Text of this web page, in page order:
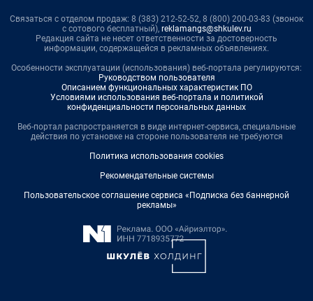
Связаться с отделом продаж: 8 (383) 212-52-52, 8 (800) 200-03-83 (звонок
с сотового бесплатный), reklamangs@shkulev.ru
Редакция сайта не несет ответственности за достоверность
информации, содержащейся в рекламных объявлениях.
Особенности эксплуатации (использования) веб-портала регулируются:
Руководством пользователя
Описанием функциональных характеристик ПО
Условиями использования веб-портала и политикой
конфиденциальности персональных данных
Веб-портал распространяется в виде интернет-сервиса, специальные
действия по установке на стороне пользователя не требуются
Политика использования cookies
Рекомендательные системы
Пользовательское соглашение сервиса «Подписка без баннерной
рекламы»